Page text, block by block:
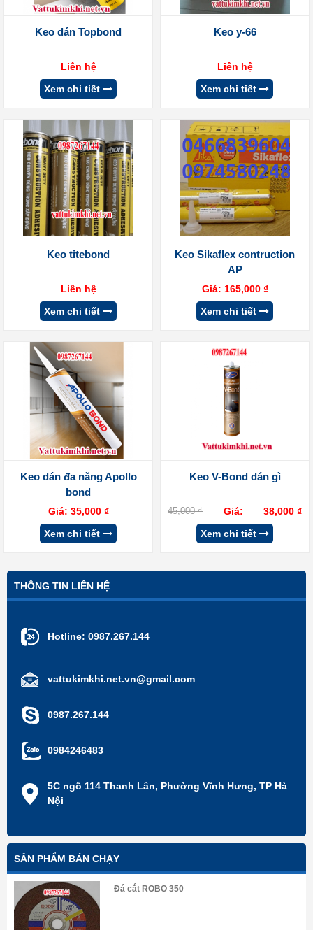
Keo dán Topbond
Liên hệ
Xem chi tiết
Keo y-66
Liên hệ
Xem chi tiết
Keo titebond
Liên hệ
Xem chi tiết
Keo Sikaflex contruction
AP
Giá: 165,000 ₫
Xem chi tiết
Keo dán đa năng Apollo
bond
Giá: 35,000 ₫
Xem chi tiết
Keo V-Bond dán gì
Giá:
45,000₫ 38,000 ₫
Xem chi tiết
THÔNG TIN LIÊN HỆ
Hotline: 0987.267.144
vattukimkhi.net.vn@gmail.com
0987.267.144
0984246483
5C ngõ 114 Thanh Lân, Phường Vĩnh Hưng, TP Hà
Nội
SẢN PHẨM BÁN CHẠY
Đá cắt ROBO 350